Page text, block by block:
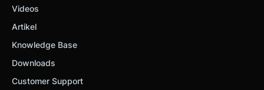
Videos
Artikel
Knowledge Base
Downloads
Customer Support
Lösungen